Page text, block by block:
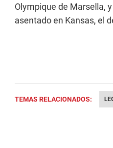
Olympique de Marsella,
asentado en Kansas, el
TEMAS RELACIONADOS: